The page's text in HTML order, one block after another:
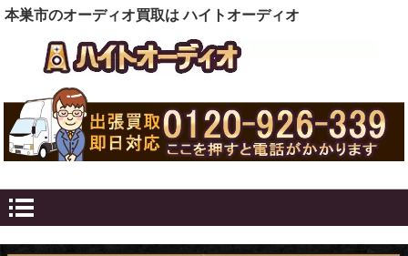
本巣市のオーディオ買取は ハイトオーディオ